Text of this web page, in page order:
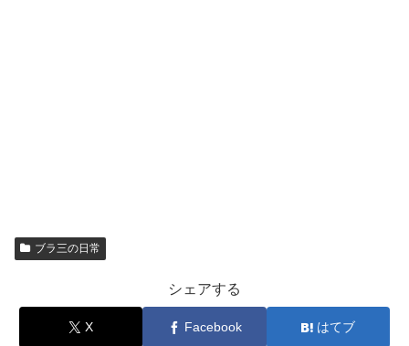
ブラ三の日常
シェアする
X Facebook はてブ